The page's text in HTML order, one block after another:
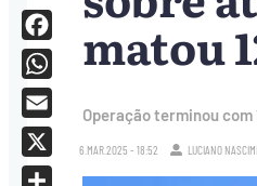
matou
Operação terminou com
6.MAR.2025 - 18:52 LUCIANO
Facebook
WhatsApp
Email
X